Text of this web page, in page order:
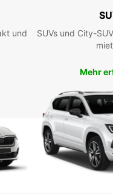
und
SUVs und City-
Mehr